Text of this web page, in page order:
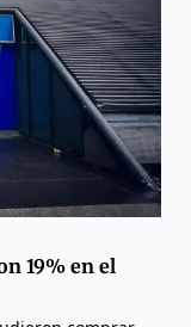
19% en el